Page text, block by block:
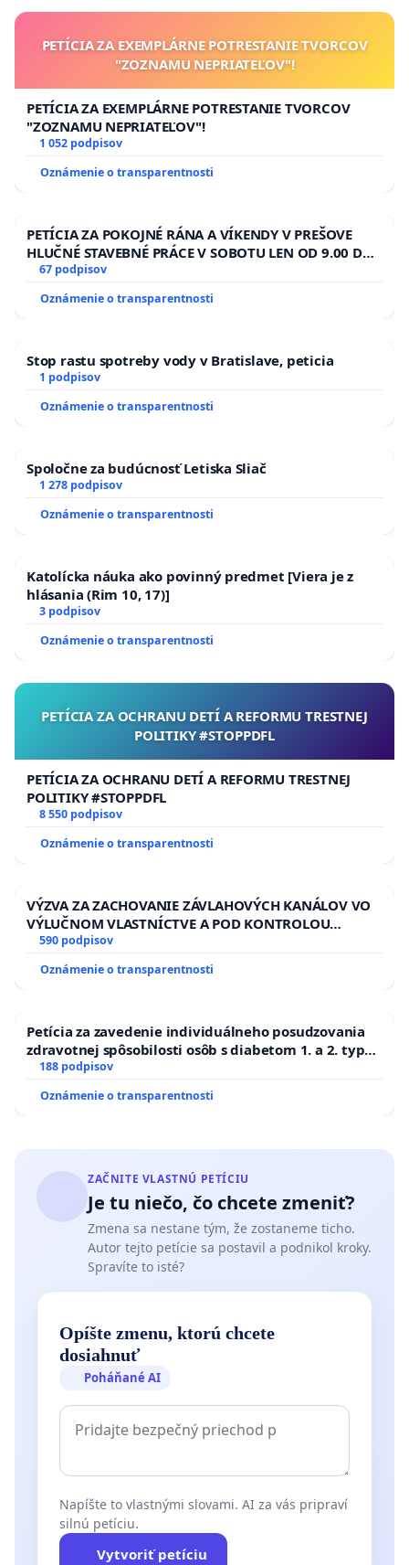
PETÍCIA ZA EXEMPLÁRNE POTRESTANIE TVORCOV
"ZOZNAMU NEPRIATEĽOV"!
PETÍCIA ZA EXEMPLÁRNE POTRESTANIE TVORCOV
"ZOZNAMU NEPRIATEĽOV"!
1 052 podpisov
Oznámenie o transparentnosti
PETÍCIA ZA POKOJNÉ RÁNA A VÍKENDY V PREŠOVE
HLUČNÉ STAVEBNÉ PRÁCE V SOBOTU LEN OD 9.00 DO
13.00 HOD., CEZ PRACOVNÝ TÝŽDEŇ CIEĽ 8.00 – 18.00
ĎUMBIERSKEJ/MAGU
67 podpisov
Oznámenie o transparentnosti
Stop rastu spotreby vody v Bratislave, peticia
1 podpisov
Oznámenie o transparentnosti
Spoločne za budúcnosť Letiska Sliač
1 278 podpisov
Oznámenie o transparentnosti
Katolícka náuka ako povinný predmet [Viera je z
hlásania (Rim 10, 17)]
3 podpisov
Oznámenie o transparentnosti
PETÍCIA ZA OCHRANU DETÍ A REFORMU TRESTNEJ
POLITIKY #STOPPDFL
PETÍCIA ZA OCHRANU DETÍ A REFORMU TRESTNEJ
POLITIKY #STOPPDFL
8 550 podpisov
Oznámenie o transparentnosti
VÝZVA ZA ZACHOVANIE ZÁVLAHOVÝCH KANÁLOV VO
VÝLUČNOM VLASTNÍCTVE A POD KONTROLOU
SLOVENSKEJ REPUBLIKY & žiadosť na riešenie
kanálov na Slovensku
590 podpisov
Oznámenie o transparentnosti
Petícia za zavedenie individuálneho posudzovania
zdravotnej spôsobilosti osôb s diabetom 1. a 2. typu
pri prijímaní do Policajného zboru SR
188 podpisov
Oznámenie o transparentnosti
ZAČNITE VLASTNÚ PETÍCIU
Je tu niečo, čo chcete zmeniť?
Zmena sa nestane tým, že zostaneme ticho.
Autor tejto petície sa postavil a podnikol kroky.
Spravíte to isté?
Opíšte zmenu, ktorú chcete
dosiahnuť
Poháňané AI
Napíšte to vlastnými slovami. AI za vás pripraví
silnú petíciu.
Vytvoriť petíciu